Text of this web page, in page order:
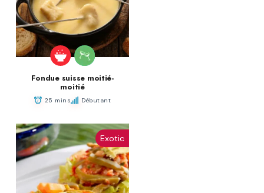
Fondue suisse moitié-
moitié
25 mins Débutant
Exotic